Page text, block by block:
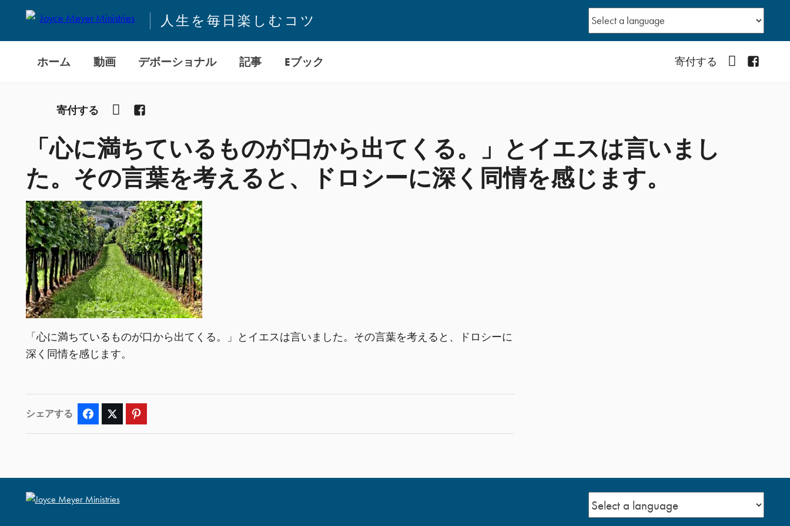
人生を毎日楽しむコツ
ホーム 動画 デボーショナル 記事 Eブック 寄付する YouTube
寄付する YouTubeFacebook
「心に満ちているものが口から出てくる。」とイエスは言いまし
た。その言葉を考えると、ドロシーに深く同情を感じます。
「心に満ちているものが口から出てくる。」とイエスは言いました。その言葉を考えると、ドロシーに
深く同情を感じます。
シェアする Facebook Twitter